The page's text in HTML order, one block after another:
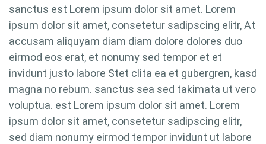
sanctus est Lorem ipsum dolor sit amet. Lorem
ipsum dolor sit amet, consetetur sadipscing elitr, At
accusam aliquyam diam diam dolore dolores duo
eirmod eos erat, et nonumy sed tempor et et
invidunt justo labore Stet clita ea et gubergren, kasd
magna no rebum. sanctus sea sed takimata ut vero
voluptua. est Lorem ipsum dolor sit amet. Lorem
ipsum dolor sit amet, consetetur sadipscing elitr,
sed diam nonumy eirmod tempor invidunt ut labore